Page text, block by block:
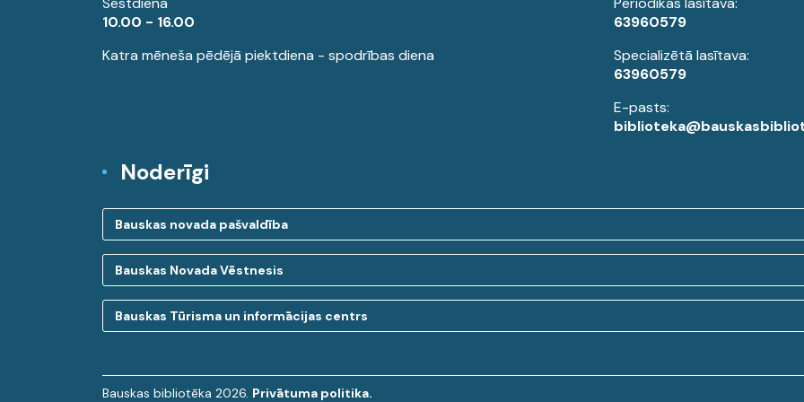
10.00 - 16.00
Katra mēneša pēdējā piektdiena - spodrības diena
63960579
Specializētā lasītava:
63960579
E-pasts:
Noderīgi
Bauskas novada pašvaldība
Bauskas Novada Vēstnesis
Bauskas Tūrisma un informācijas centrs
Bauskas bibliotēka 2026. Privātuma politika.